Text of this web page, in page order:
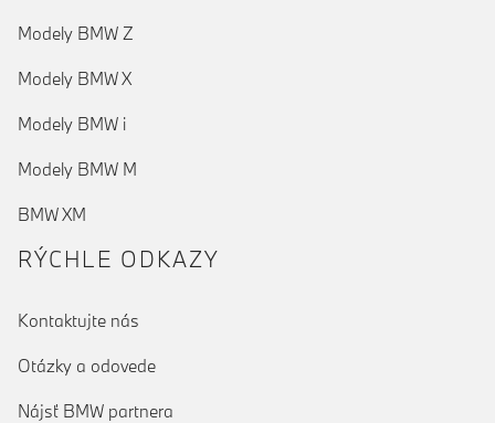
Modely BMW Z
Modely BMW X
Modely BMW i
Modely BMW M
BMW XM
RÝCHLE ODKAZY
Kontaktujte nás
Otázky a odovede
Nájsť BMW partnera